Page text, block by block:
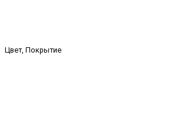
Цвет, Покрытие